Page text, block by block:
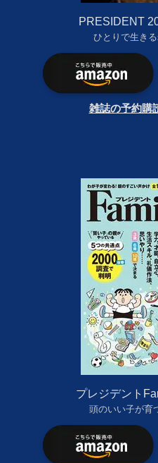
PRESIDENT
ひとりで生きる
雑誌の予約購
プレジデント
頭のいい子が育